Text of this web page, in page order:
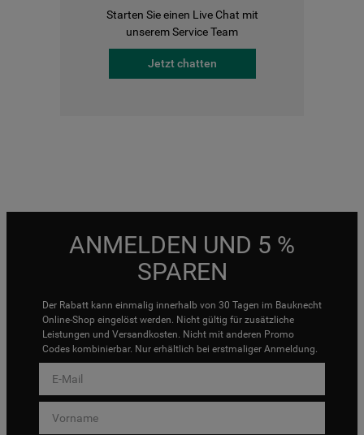
Starten Sie einen Live Chat mit
unserem Service Team
Jetzt chatten
ANMELDEN UND 5 %
SPAREN
Der Rabatt kann einmalig innerhalb von 30 Tagen im Bauknecht
Online-Shop eingelöst werden. Nicht gültig für zusätzliche
Leistungen und Versandkosten. Nicht mit anderen Promo
Codes kombinierbar. Nur erhältlich bei erstmaliger Anmeldung.